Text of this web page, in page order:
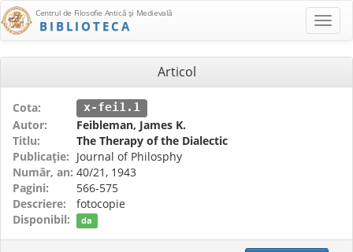
Centrul de Filosofie Antică şi Medievală
BIBLIOTECA
Articol
Cota: x-fei1.1
Autor:
Feibleman, James K.
Titlu:
The Therapy of the Dialectic
Publicaţie: Journal of Philosphy
Număr, an: 40/21, 1943
Pagini:
566-575
Descriere:
fotocopie
Disponibil:
da